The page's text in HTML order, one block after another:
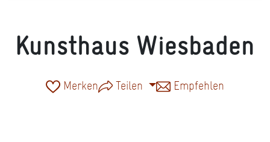
Kunsthaus Wiesbaden
Merken Teilen Empfehlen